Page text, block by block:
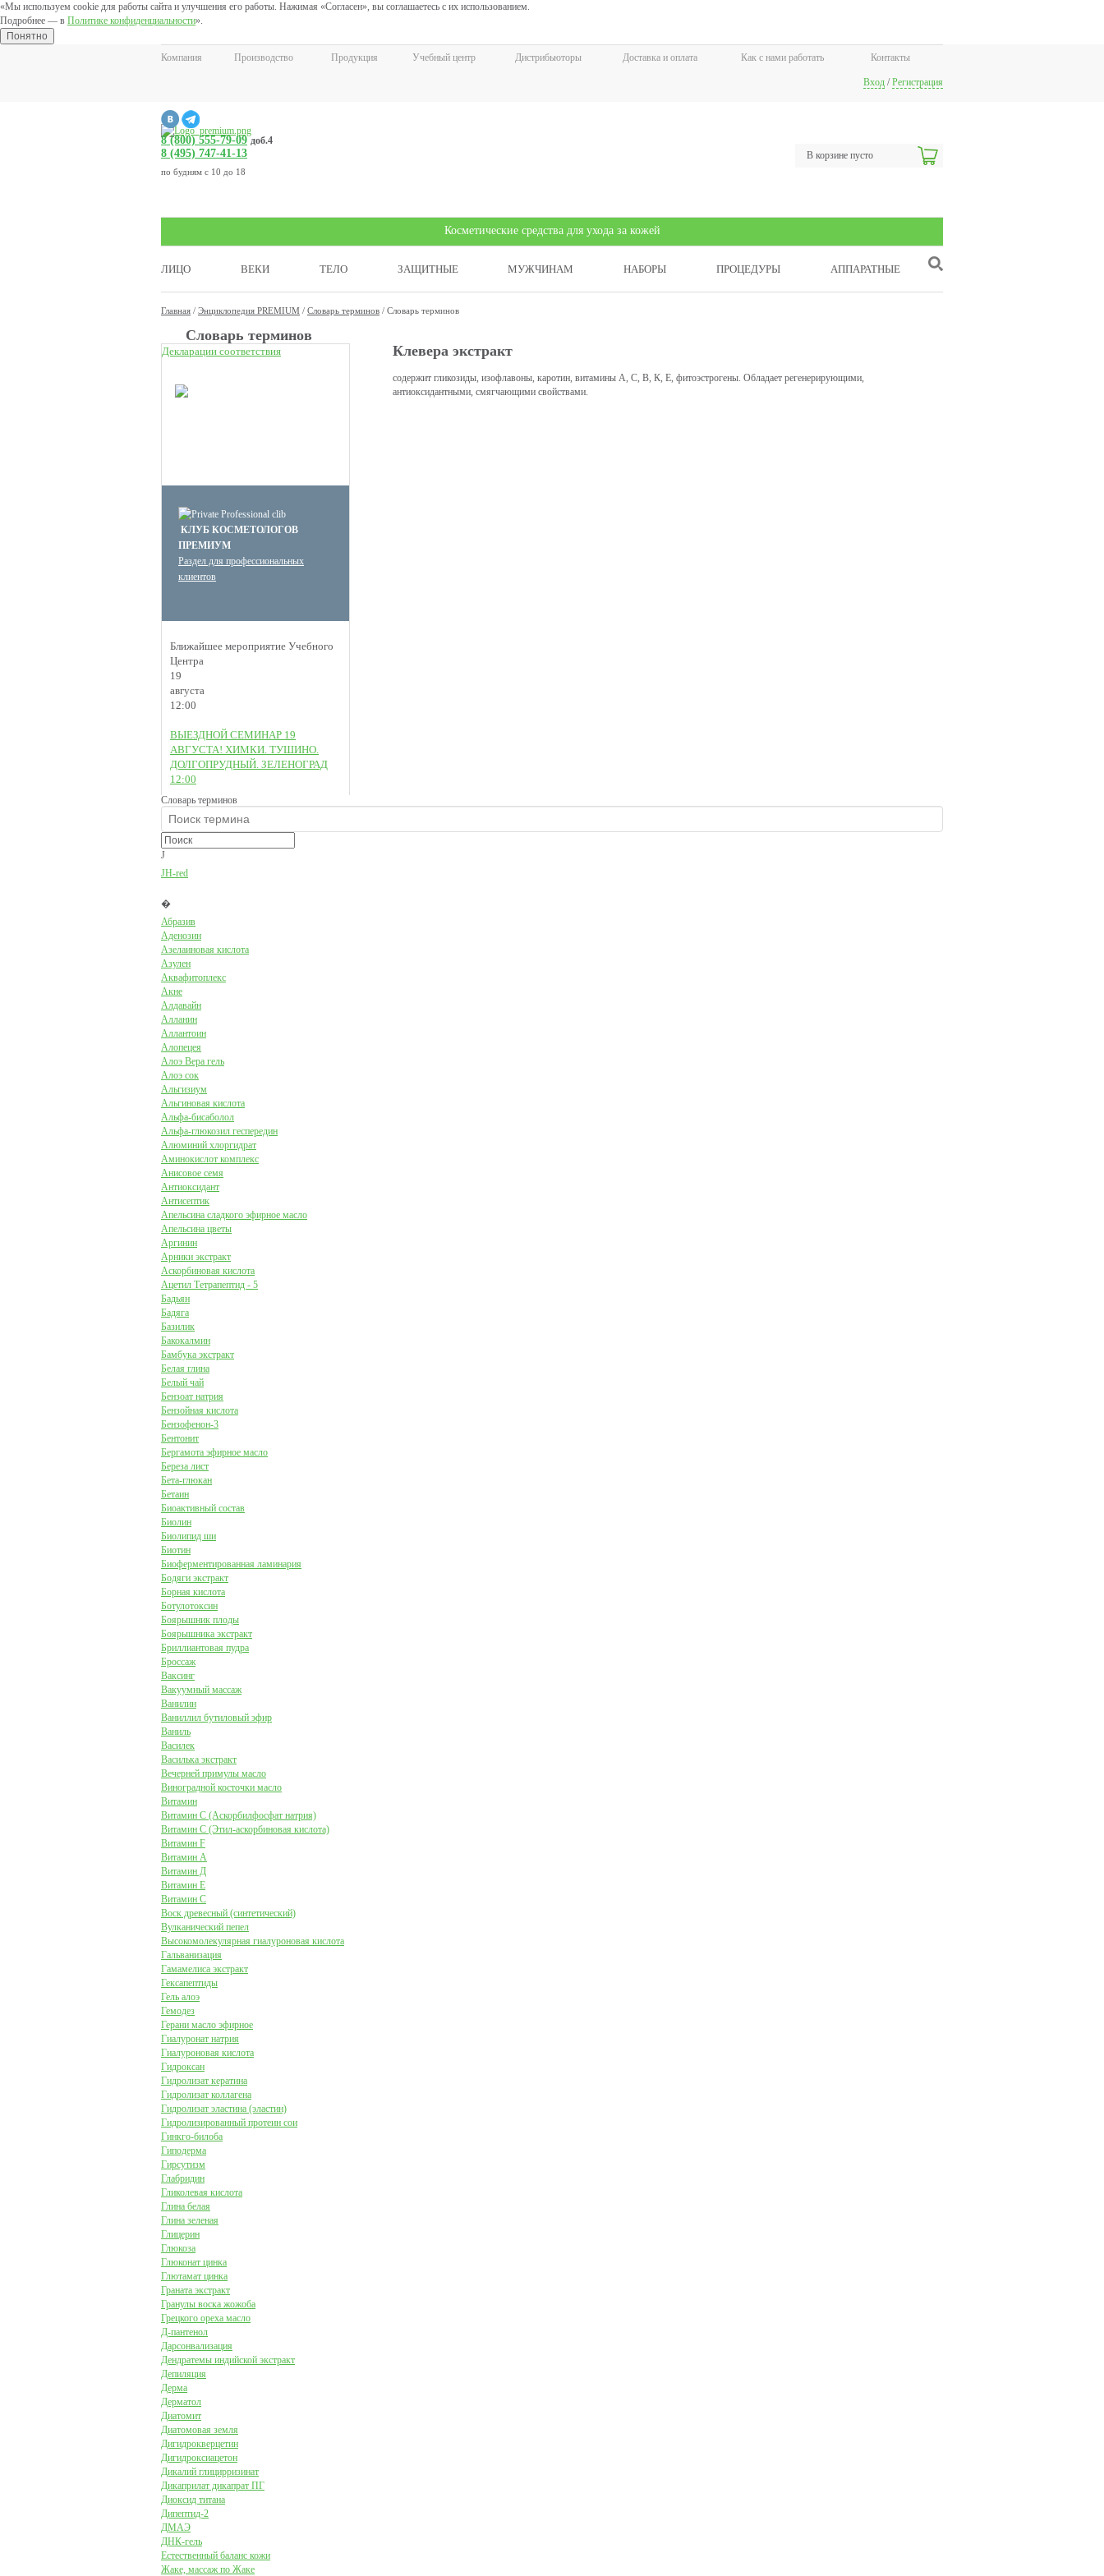
«Мы используем cookie для работы сайта и улучшения его работы. Нажимая «Согласен», вы соглашаетесь с их использованием.
Подробнее — в Политике конфиденциальности».
Понятно
Компания
Производство Продукция Учебный центр Дистрибьюторы Доставка и оплата Как с нами работать Контакты
Вход / Регистрация
8 (800) 555-79-09 доб.4
8 (495) 747-41-13
по будням с 10 до 18
В корзине пусто
Косметические средства для ухода за кожей
ЛИЦО ВЕКИ ТЕЛО ЗАЩИТНЫЕ МУЖЧИНАМ НАБОРЫ ПРОЦЕДУРЫ АППАРАТНЫЕ
Главная / Энциклопедия PREMIUM / Словарь терминов / Словарь терминов
Cловарь терминов
Декларации соответствия
КЛУБ КОСМЕТОЛОГОВ
ПРЕМИУМ
Раздел для профессиональных
клиентов
Ближайшее мероприятие Учебного
Центра
19
августа
12:00
ВЫЕЗДНОЙ СЕМИНАР 19
АВГУСТА! ХИМКИ. ТУШИНО.
ДОЛГОПРУДНЫЙ. ЗЕЛЕНОГРАД
12:00
Клевера экстракт
содержит гликозиды, изофлавоны, каротин, витамины А, С, В, К, Е, фитоэстрогены. Обладает регенерирующими,
антиоксидантными, смягчающими свойствами.
Словарь терминов
J
JH-red
�
Абразив
Аденозин
Азелаиновая кислота
Азулен
Аквафитоплекс
Акне
Алдавайн
Алланин
Аллантоин
Алопецея
Алоэ Вера гель
Алоэ сок
Альгизиум
Альгиновая кислота
Альфа-бисаболол
Альфа-глюкозил геспередин
Алюминий хлоргидрат
Аминокислот комплекс
Анисовое семя
Антиоксидант
Антисептик
Апельсина сладкого эфирное масло
Апельсина цветы
Аргинин
Арники экстракт
Аскорбиновая кислота
Ацетил Тетрапептид - 5
Бадьян
Бадяга
Базилик
Бакокалмин
Бамбука экстракт
Белая глина
Белый чай
Бензоат натрия
Бензойная кислота
Бензофенон-3
Бентонит
Бергамота эфирное масло
Береза лист
Бета-глюкан
Бетаин
Биоактивный состав
Биолин
Биолипид ши
Биотин
Биоферментированная ламинария
Бодяги экстракт
Борная кислота
Ботулотоксин
Боярышник плоды
Боярышника экстракт
Бриллиантовая пудра
Броссаж
Ваксинг
Вакуумный массаж
Ванилин
Ваниллил бутиловый эфир
Ваниль
Василек
Василька экстракт
Вечерней примулы масло
Виноградной косточки масло
Витамин
Витамин C (Аскорбилфосфат натрия)
Витамин C (Этил-аскорбиновая кислота)
Витамин F
Витамин А
Витамин Д
Витамин Е
Витамин С
Воск древесный (синтетический)
Вулканический пепел
Высокомолекулярная гиалуроновая кислота
Гальванизация
Гамамелиса экстракт
Гексапептиды
Гель алоэ
Гемодез
Герани масло эфирное
Гиалуронат натрия
Гиалуроновая кислота
Гидроксан
Гидролизат кератина
Гидролизат коллагена
Гидролизат эластина (эластин)
Гидролизированный протеин сои
Гинкго-билоба
Гиподерма
Гирсутизм
Глабридин
Гликолевая кислота
Глина белая
Глина зеленая
Глицерин
Глюкоза
Глюконат цинка
Глютамат цинка
Граната экстракт
Гранулы воска жожоба
Грецкого ореха масло
Д-пантенол
Дарсонвализация
Дендратемы индийской экстракт
Депиляция
Дерма
Дерматол
Диатомит
Диатомовая земля
Дигидрокверцетин
Дигидроксиацетон
Дикалий глицирризинат
Дикаприлат дикапрат ПГ
Диоксид титана
Дипептид-2
ДМАЭ
ДНК-гель
Естественный баланс кожи
Жаке, массаж по Жаке